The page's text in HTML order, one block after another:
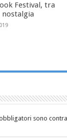
Festival, tra
sono